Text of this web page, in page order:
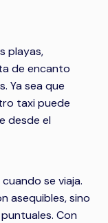
playas,
de encanto
Ya sea que
taxi puede
desde el
se viaja.
asequibles, sino
Con